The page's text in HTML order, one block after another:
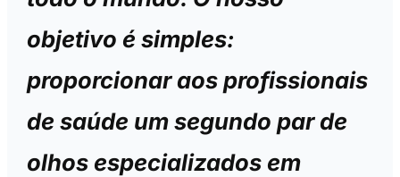
objetivo é simples:
proporcionar aos profissionais
de saúde um segundo par de
olhos especializados em